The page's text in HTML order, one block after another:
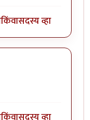
किंवासदस्य व्हा